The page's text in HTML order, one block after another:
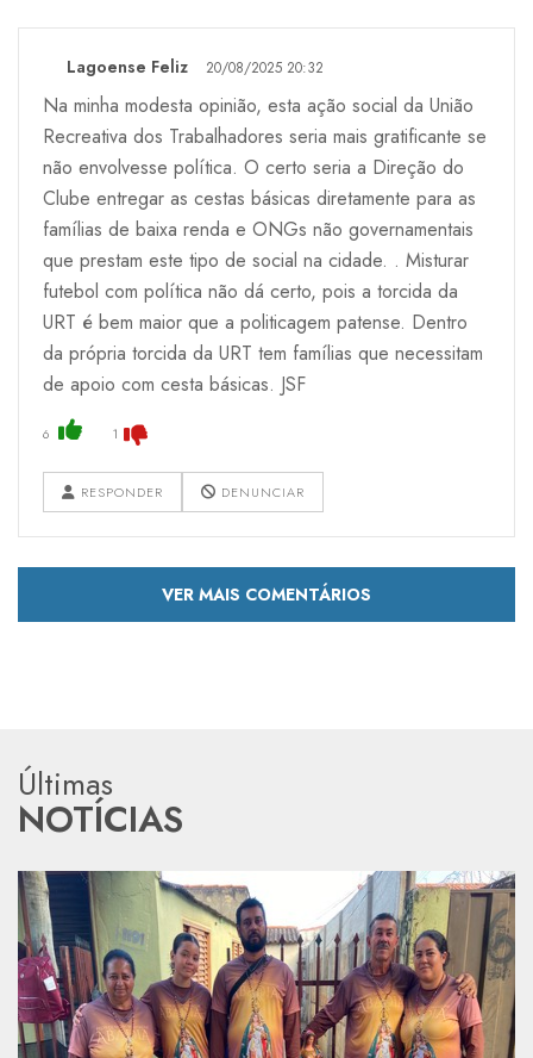
Lagoense Feliz 20/08/2025 20:32
Na minha modesta opinião, esta ação social da União
Recreativa dos Trabalhadores seria mais gratificante se
não envolvesse política. O certo seria a Direção do
Clube entregar as cestas básicas diretamente para as
famílias de baixa renda e ONGs não governamentais
que prestam este tipo de social na cidade. . Misturar
futebol com política não dá certo, pois a torcida da
URT é bem maior que a politicagem patense. Dentro
da própria torcida da URT tem famílias que necessitam
de apoio com cesta básicas. JSF
6 1
RESPONDER DENUNCIAR
VER MAIS COMENTÁRIOS
Últimas
NOTÍCIAS